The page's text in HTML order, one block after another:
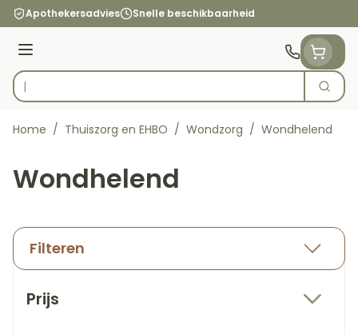
Ga naar de inhoud
Apothekersadvies Snelle beschikbaarheid
Menu
Product, merk, categorie...
Zoek
Home / Thuiszorg en EHBO / Wondzorg / Wondhelend
Wondhelend
Filteren
Prijs